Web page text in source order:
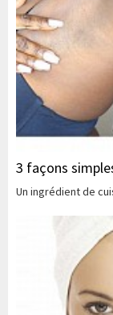
3 façons
Un ingrédient de